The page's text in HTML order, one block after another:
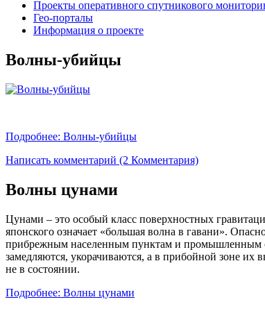
Проекты оперативного спутникового
Гео-порталы
Информация о проекте
Волны-убийцы
Подробнее: Волны-убийцы
Написать комментарий (2 Комментария)
Волны цунами
Цунами – это особый класс поверхностных
японского означает «большая волна в гавани».
прибрежным населенным пунктам и промышленным
замедляются, укорачиваются, а в прибойной зоне их
не в состоянии.
Подробнее: Волны цунами